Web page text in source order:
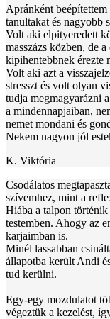
Apránként beépítettem
tanultakat és nagyobb
Volt aki elpityeredett
masszázs közben, de
kipihentebbnek érezte
Volt aki azt a
stresszt és volt olyan
tudja megmagyarázni
a mindennapjaiban,
nemet mondani és
Nekem nagyon jól
K. Viktória
Csodálatos
szívemhez, mint a
Hiába a talpon történik
testemben. Ahogy az
karjaimban is.
Minél lassabban
állapotba került Andi
tud kerülni.
Egy-egy mozdulatot
végeztük a kezelést,